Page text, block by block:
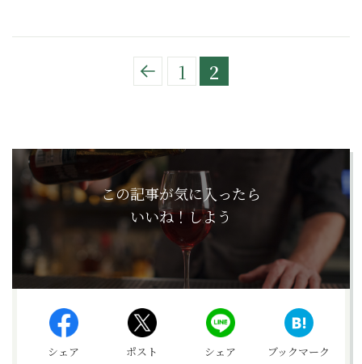
1 2
この記事が気に入ったら
いいね！しよう
シェア ポスト シェア ブックマーク